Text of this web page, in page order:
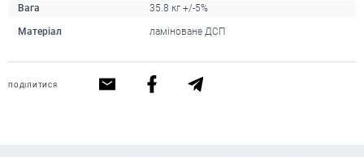
Вага 35.8 кг +/-5%
Матеріал ламіноване ДСП
ПОДІЛИТИСЯ